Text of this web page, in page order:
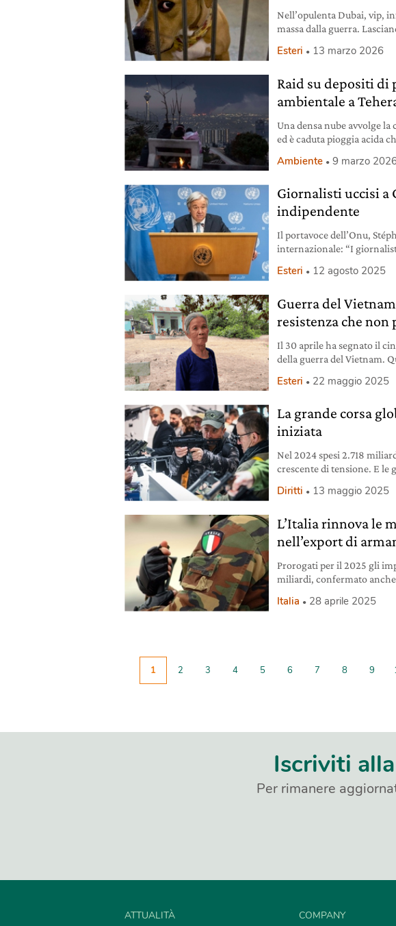
Nell’opulenta Dubai, vip,
massa dalla guerra.
Esteri 13 marzo 2026
Raid su depositi di
ambientale a
Una densa nube avvolge la
ed è caduta pioggia acida
Ambiente 9 marzo
Giornalisti uccisi a
indipendente
Il portavoce dell’Onu,
internazionale: “I
Esteri 12 agosto 2025
Guerra del
resistenza che non
Il 30 aprile ha segnato il
della guerra del Vietnam.
la resistenza e la
Esteri 22 maggio 2025
La grande corsa
iniziata
Nel 2024 spesi 2.718
crescente di tensione. E
Diritti 13 maggio 2025
L’Italia rinnova le
nell’export di
Prorogati per il 2025 gli
miliardi, confermato
Italia 28 aprile 2025
1 2 3 4 5 6 7 8 9
Iscriviti
Per rimanere
ATTUALITÀ COMPANY